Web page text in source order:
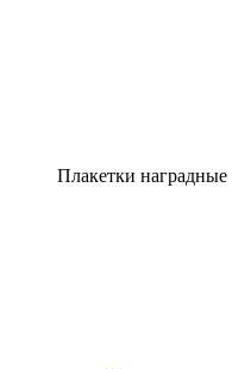
Плакетки наградные